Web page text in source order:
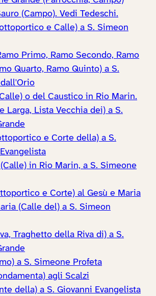
(Campo). Vedi Tedeschi.
e Calle) a S. Simeon
Primo, Ramo Secondo, Ramo
Quarto, Ramo Quinto) a S.
o del Caustico in Rio Marin.
Larga, Lista Vecchia dei) a S.
e Corte della) a S.
in Rio Marin, a S. Simeone
e Corte) al Gesù e Maria
(Calle del) a S. Simeon
Traghetto della Riva di) a S.
a S. Simeone Profeta
agli Scalzi
della) a S. Giovanni Evangelista